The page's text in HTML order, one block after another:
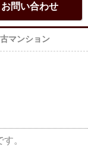
お問い合わせ
マンション
。